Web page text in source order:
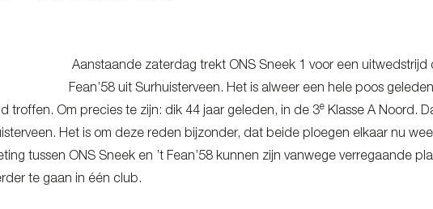
Aanstaande zaterdag trekt ONS Sneek 1 voor een uitwedstrijd
Fean’58 uit Surhuisterveen. Het is alweer een hele poos
troffen. Om precies te zijn: dik 44 jaar geleden, in de 3e Klasse A Noord.
Het is om deze reden bijzonder, dat beide ploegen elkaar nu
tussen ONS Sneek en ’t Fean’58 kunnen zijn vanwege verregaande
te gaan in één club.